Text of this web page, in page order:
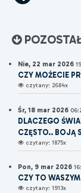
Nie, 22 mar 2026
CZY MOŻECIE
czytany: 2684x
Śr, 18 mar 2026
DLACZEGO
CZĘSTO.. BOJĄ
czytany: 1875x
Pon, 9 mar 2026
CZY TO
czytany: 1913x